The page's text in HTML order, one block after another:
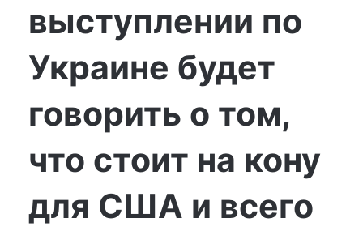
выступлении по
Украине будет
говорить о том,
что стоит на кону
для США и всего